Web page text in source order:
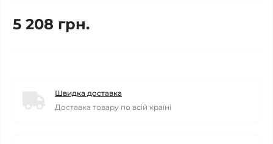
5 208 грн.
Швидка доставка
Доставка товару по всій країні